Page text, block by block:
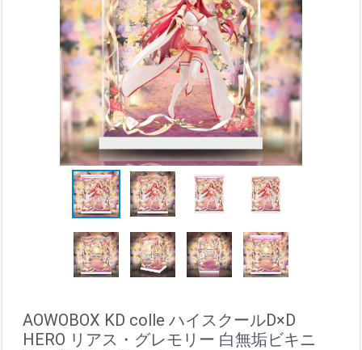
AOWOBOX KD colle ハイスクールD×D
HERO リアス・グレモリー 白無垢ビキニ